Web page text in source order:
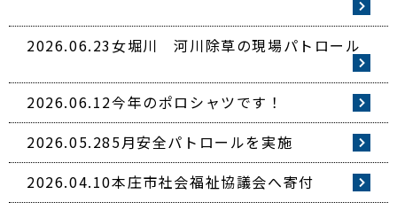
2026.06.23女堀川 河川除草の現場パトロール
2026.06.12今年のポロシャツです！
2026.05.285月安全パトロールを実施
2026.04.10本庄市社会福祉協議会へ寄付